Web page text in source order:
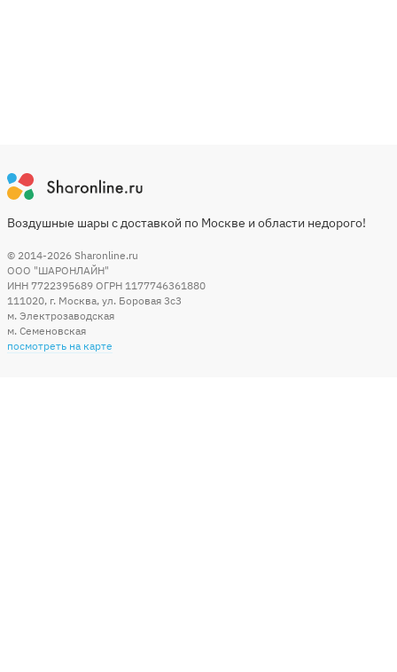
Воздушные шары с доставкой по Москве и области недорого!
© 2014-2026 Sharonline.ru
ООО "ШАРОНЛАЙН"
ИНН 7722395689 ОГРН 1177746361880
111020, г. Москва, ул. Боровая 3c3
м. Электрозаводская
м. Семеновская
посмотреть на карте